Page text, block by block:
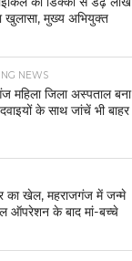
खुलासा, मुख्य अभियुक्त
NEWS
महिला जिला अस्पताल
के साथ जांचें भी
का खेल, महराजगंज में जन्मे
ऑपरेशन के बाद मां-बच्चे